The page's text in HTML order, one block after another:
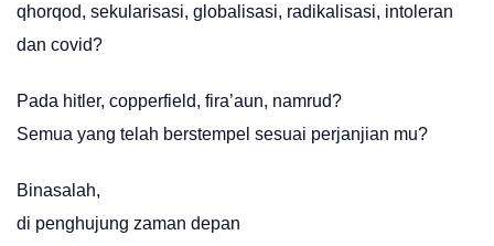
qhorqod, sekularisasi, globalisasi, radikalisasi, intoleran
dan covid?
Pada hitler, copperfield, fira’aun, namrud?
Semua yang telah berstempel sesuai perjanjian mu?
Binasalah,
di penghujung zaman depan